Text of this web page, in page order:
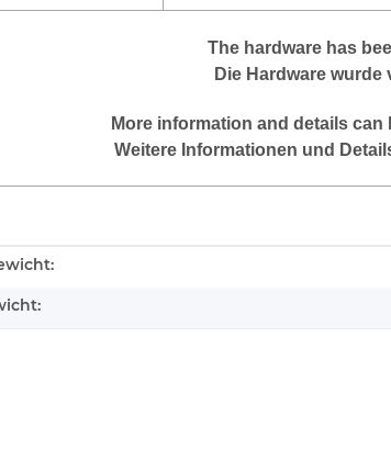
The hardware has
Die Hardware
More information and details
Weitere Informationen und